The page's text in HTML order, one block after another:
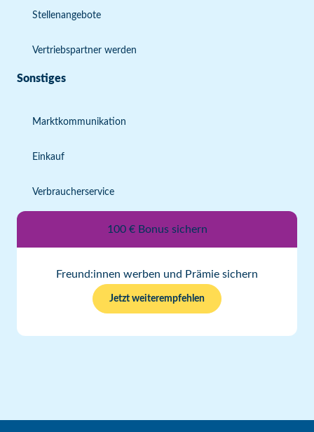
Stellenangebote
Vertriebspartner werden
Sonstiges
Marktkommunikation
Einkauf
Verbraucherservice
100 € Bonus sichern
Freund:innen werben und Prämie sichern
Jetzt weiterempfehlen